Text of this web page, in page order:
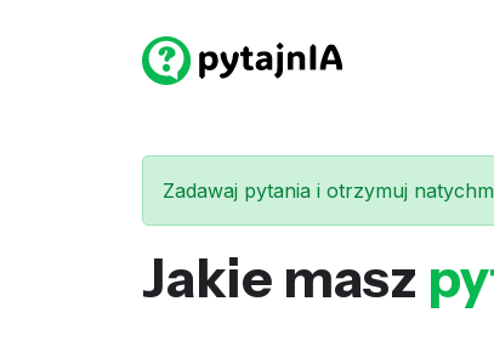
Zadawaj pytania i otrzymuj
Jakie masz